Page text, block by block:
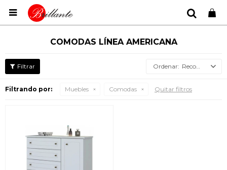

COMODAS LÍNEA AMERICANA
Recomendados
Filtrando por: Muebles Comodas Quitar filtros